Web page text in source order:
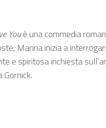
Youè una commedia
Marina inizia a
e spiritosa inchiesta